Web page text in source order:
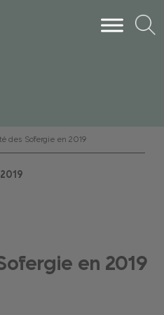
des Sofergie en 2019
2019
en 2019